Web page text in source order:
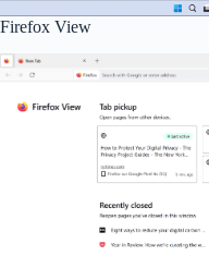
Firefox View